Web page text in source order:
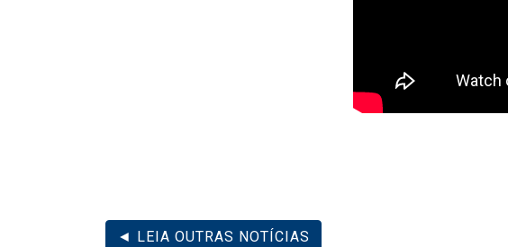
◄ LEIA OUTRAS NOTÍCIAS